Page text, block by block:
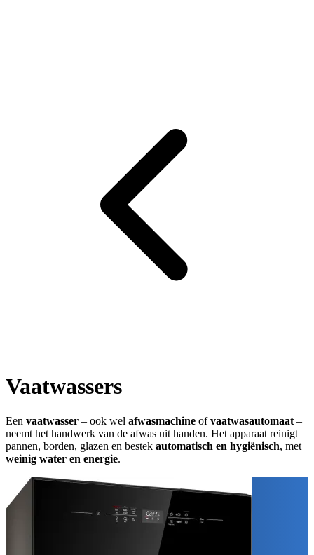
Vaatwassers
Een vaatwasser – ook wel afwasmachine ofvaatwasautomaat –
neemt het handwerk van de afwas uit handen. Het apparaat reinigt
pannen, borden, glazen en bestek automatisch en hygiënisch, met
weinig water en energie.